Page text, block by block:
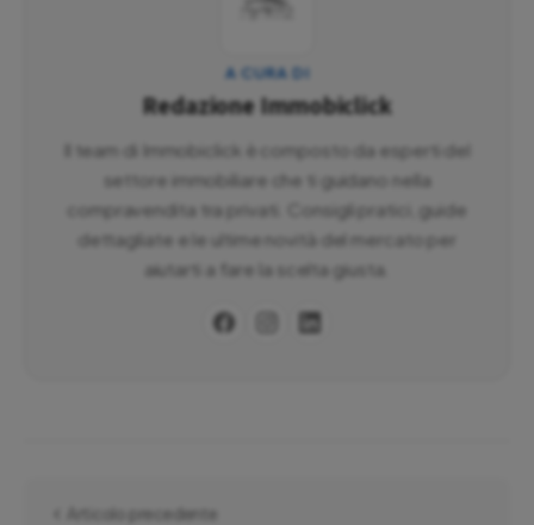
A CURA DI
Redazione Immobiclick
Il team di Immobiclick è composto da esperti del
settore immobiliare che ti guidano nella
compravendita tra privati. Consigli pratici, guide
dettagliate e le ultime novità del mercato per
aiutarti a fare la scelta giusta.
Articolo precedente